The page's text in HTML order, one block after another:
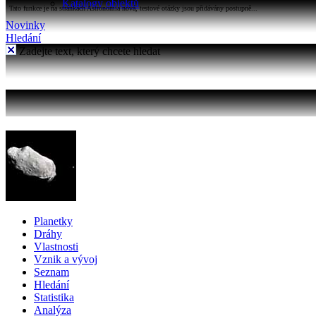
Katalogy objektů
Tato funkce je na stránkách Astronomia nová, testové otázky jsou přidávány postupně...
Novinky
Hledání
Zadejte text, který chcete hledat
Planetky
Dráhy
Vlastnosti
Vznik a vývoj
Seznam
Hledání
Statistika
Analýza